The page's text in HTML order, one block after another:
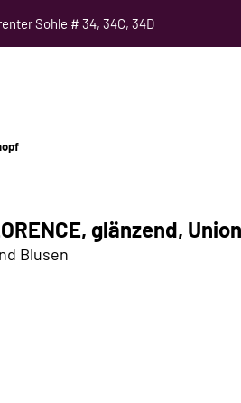
Sohle # 34, 34C, 34D
glänzend,
Blusen